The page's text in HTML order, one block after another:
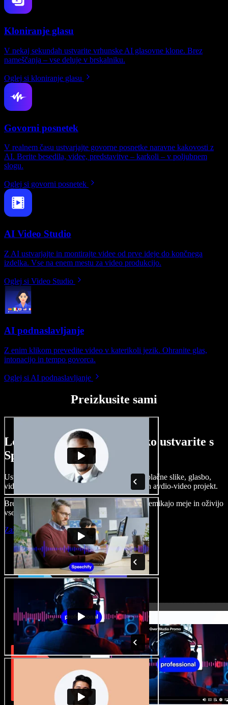
Kloniranje glasu
V nekaj sekundah ustvarite vrhunske AI glasovne klone. Brez
nameščanja – vse deluje v brskalniku.
Oglej si kloniranje glasu
Govorni posnetek
V realnem času ustvarjajte govorne posnetke naravne kakovosti z
AI. Berite besedila, videe, predstavitve – karkoli – v poljubnem
slogu.
Oglej si govorni posnetek
AI Video Studio
Z AI ustvarjajte in montirajte videe od prve ideje do končnega
izdelka. Vse na enem mestu za video produkcijo.
Oglej si Video Studio
AI podnaslavljanje
Z enim klikom prevedite video v katerikoli jezik. Ohranite glas,
intonacijo in tempo govorca.
Oglej si AI podnaslavljanje
Preizkusite sami
Le nekaj primerov, kaj lahko ustvarite s
Speechify Studio.
Ustvarjajte govorne posnetke, dodajajte brezplačne slike, glasbo,
videe, klonirajte svoj glas in pripravite celoten avdio-video projekt.
Brez učenja in kar iz brskalnika ustvarjalci premikajo meje in oživijo
vse ideje.
Zaženi Studio